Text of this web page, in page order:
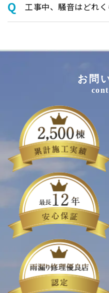
⼯事中、騒⾳はどれ
お問